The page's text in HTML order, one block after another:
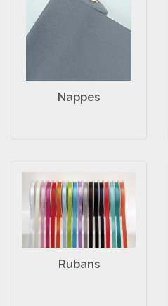
Nappes
Rubans